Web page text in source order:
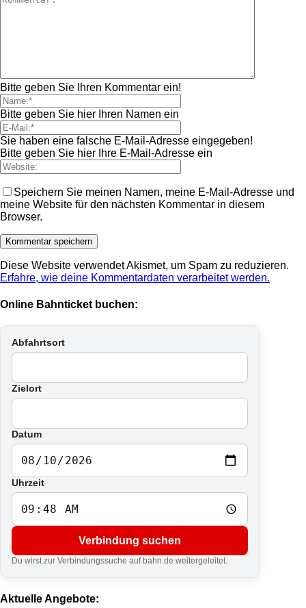
Bitte geben Sie Ihren Kommentar ein!
Bitte geben Sie hier Ihren Namen ein
Sie haben eine falsche E-Mail-Adresse eingegeben!
Bitte geben Sie hier Ihre E-Mail-Adresse ein
Speichern Sie meinen Namen, meine E-Mail-Adresse und
meine Website für den nächsten Kommentar in diesem
Browser.
Diese Website verwendet Akismet, um Spam zu reduzieren.
Erfahre, wie deine Kommentardaten verarbeitet werden.
Online Bahnticket buchen:
Abfahrtsort
Zielort
Datum
Uhrzeit
Verbindung suchen
Du wirst zur Verbindungssuche auf bahn.de weitergeleitet.
Aktuelle Angebote: